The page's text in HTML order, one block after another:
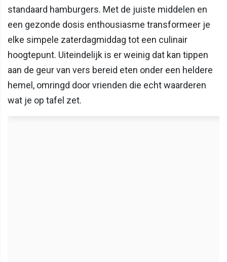
standaard hamburgers. Met de juiste middelen en
een gezonde dosis enthousiasme transformeer je
elke simpele zaterdagmiddag tot een culinair
hoogtepunt. Uiteindelijk is er weinig dat kan tippen
aan de geur van vers bereid eten onder een heldere
hemel, omringd door vrienden die echt waarderen
wat je op tafel zet.